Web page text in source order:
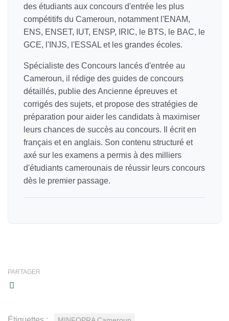
des étudiants aux concours d'entrée les plus
compétitifs du Cameroun, notamment l'ENAM,
ENS, ENSET, IUT, ENSP, IRIC, le BTS, le BAC, le
GCE, l'INJS, l'ESSAL et les grandes écoles.
Spécialiste des Concours lancés d'entrée au
Cameroun, il rédige des guides de concours
détaillés, publie des Ancienne épreuves et
corrigés des sujets, et propose des stratégies de
préparation pour aider les candidats à maximiser
leurs chances de succès au concours. Il écrit en
français et en anglais. Son contenu structuré et
axé sur les examens a permis à des milliers
d'étudiants camerounais de réussir leurs concours
dès le premier passage.
PARTAGER